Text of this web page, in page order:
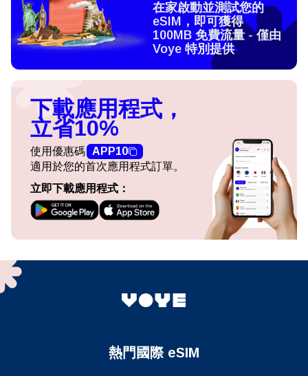
在家啟動並測試您的
eSIM，即可獲得
100MB 免費流量 - 僅由
Voye 特別提供
下載應用程式，
立省10%
使用優惠碼 APP10
適用於您的首次應用程式訂單。
立即下載應用程式：
熱門國際 eSIM